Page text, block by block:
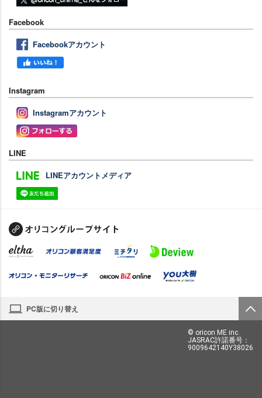
Facebook
Facebookアカウント
Instagram
Instagramアカウント
LINE
LINEアカウントメディア
PC版に切り替え
© oricon ME inc.
JASRAC許諾番号：
9009642140Y38026